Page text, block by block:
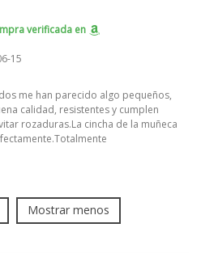
verificada en
15
me han parecido algo pequeños,
calidad, resistentes y cumplen
rozaduras.La cincha de la muñeca
Mostrar menos